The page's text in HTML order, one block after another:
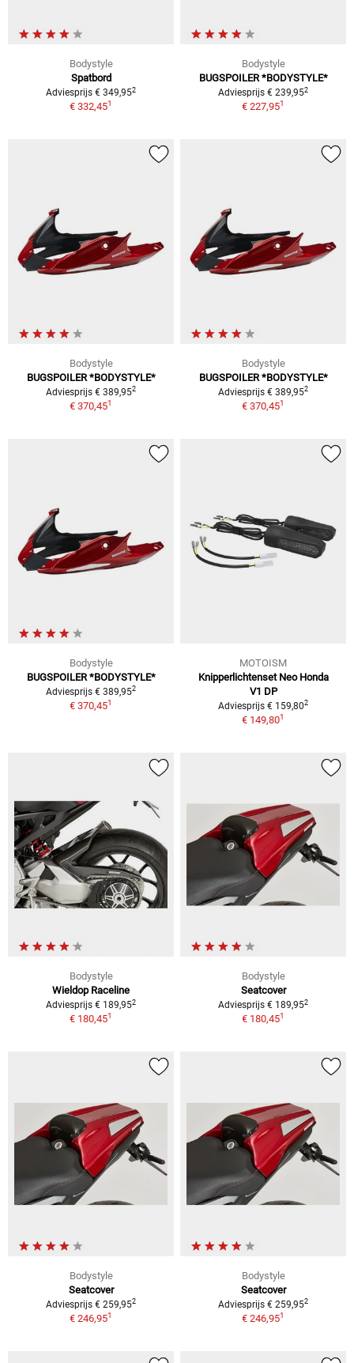
Bodystyle
Spatbord
Adviesprijs € 349,952
€ 332,451
Bodystyle
BUGSPOILER *BODYSTYLE*
Adviesprijs € 239,952
€ 227,951
Bodystyle
BUGSPOILER *BODYSTYLE*
Adviesprijs € 389,952
€ 370,451
Bodystyle
BUGSPOILER *BODYSTYLE*
Adviesprijs € 389,952
€ 370,451
Bodystyle
BUGSPOILER *BODYSTYLE*
Adviesprijs € 389,952
€ 370,451
MOTOISM
Knipperlichtenset Neo Honda
V1 DP
Adviesprijs € 159,802
€ 149,801
Bodystyle
Wieldop Raceline
Adviesprijs € 189,952
€ 180,451
Bodystyle
Seatcover
Adviesprijs € 189,952
€ 180,451
Bodystyle
Seatcover
Adviesprijs € 259,952
€ 246,951
Bodystyle
Seatcover
Adviesprijs € 259,952
€ 246,951